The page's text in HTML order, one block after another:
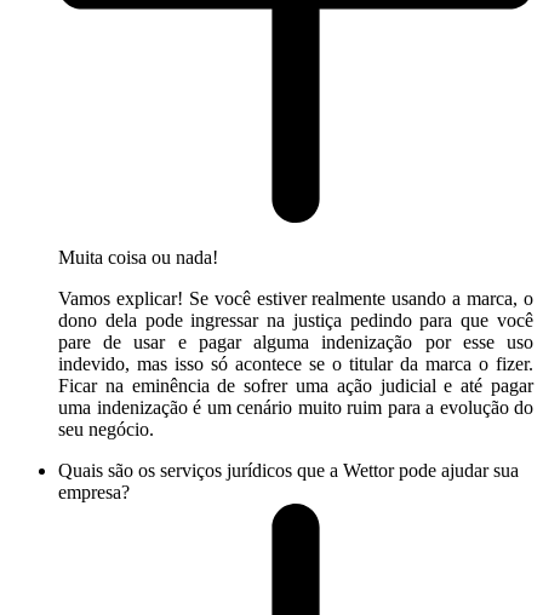
Muita coisa ou nada!
Vamos explicar! Se você estiver realmente usando a marca, o
dono dela pode ingressar na justiça pedindo para que você
pare de usar e pagar alguma indenização por esse uso
indevido, mas isso só acontece se o titular da marca o fizer.
Ficar na eminência de sofrer uma ação judicial e até pagar
uma indenização é um cenário muito ruim para a evolução do
seu negócio.
Quais são os serviços jurídicos que a Wettor pode ajudar sua
empresa?